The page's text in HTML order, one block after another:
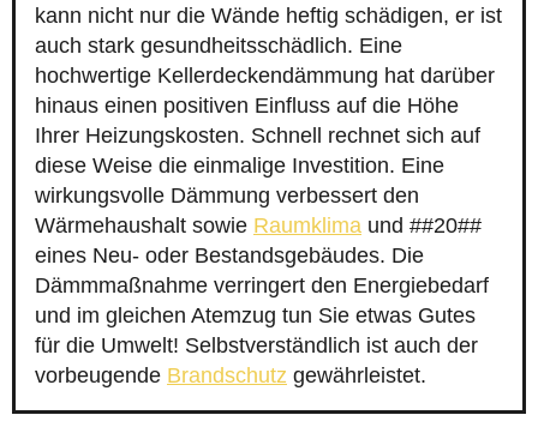
kann nicht nur die Wände heftig schädigen, er ist
auch stark gesundheitsschädlich. Eine
hochwertige Kellerdeckendämmung hat darüber
hinaus einen positiven Einfluss auf die Höhe
Ihrer Heizungskosten. Schnell rechnet sich auf
diese Weise die einmalige Investition. Eine
wirkungsvolle Dämmung verbessert den
Wärmehaushalt sowie Raumklima und ##20##
eines Neu- oder Bestandsgebäudes. Die
Dämmmaßnahme verringert den Energiebedarf
und im gleichen Atemzug tun Sie etwas Gutes
für die Umwelt! Selbstverständlich ist auch der
vorbeugende Brandschutz gewährleistet.